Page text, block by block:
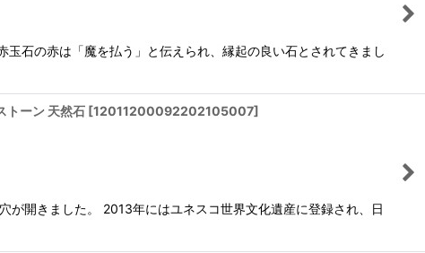
石の赤は「魔を払う」と伝えられ、縁起の良い石とされてきまし
トーン 天然石 [12011200092202105007]
開きました。 2013年にはユネスコ世界文化遺産に登録され、日